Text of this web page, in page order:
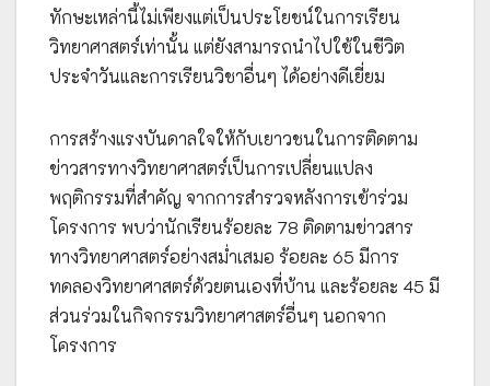
ทักษะเหล่านี้ไม่เพียงแต่เป็นประโยชน์ในการเรียน
วิทยาศาสตร์เท่านั้น แต่ยังสามารถนำไปใช้ในชีวิต
ประจำวันและการเรียนวิชาอื่นๆ ได้อย่างดีเยี่ยม
การสร้างแรงบันดาลใจให้กับเยาวชนในการติดตาม
ข่าวสารทางวิทยาศาสตร์เป็นการเปลี่ยนแปลง
พฤติกรรมที่สำคัญ จากการสำรวจหลังการเข้าร่วม
โครงการ พบว่านักเรียนร้อยละ 78 ติดตามข่าวสาร
ทางวิทยาศาสตร์อย่างสม่ำเสมอ ร้อยละ 65 มีการ
ทดลองวิทยาศาสตร์ด้วยตนเองที่บ้าน และร้อยละ 45 มี
ส่วนร่วมในกิจกรรมวิทยาศาสตร์อื่นๆ นอกจาก
โครงการ